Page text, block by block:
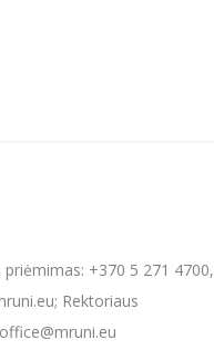
priėmimas: +370 5 271 4700,
Rektoriaus